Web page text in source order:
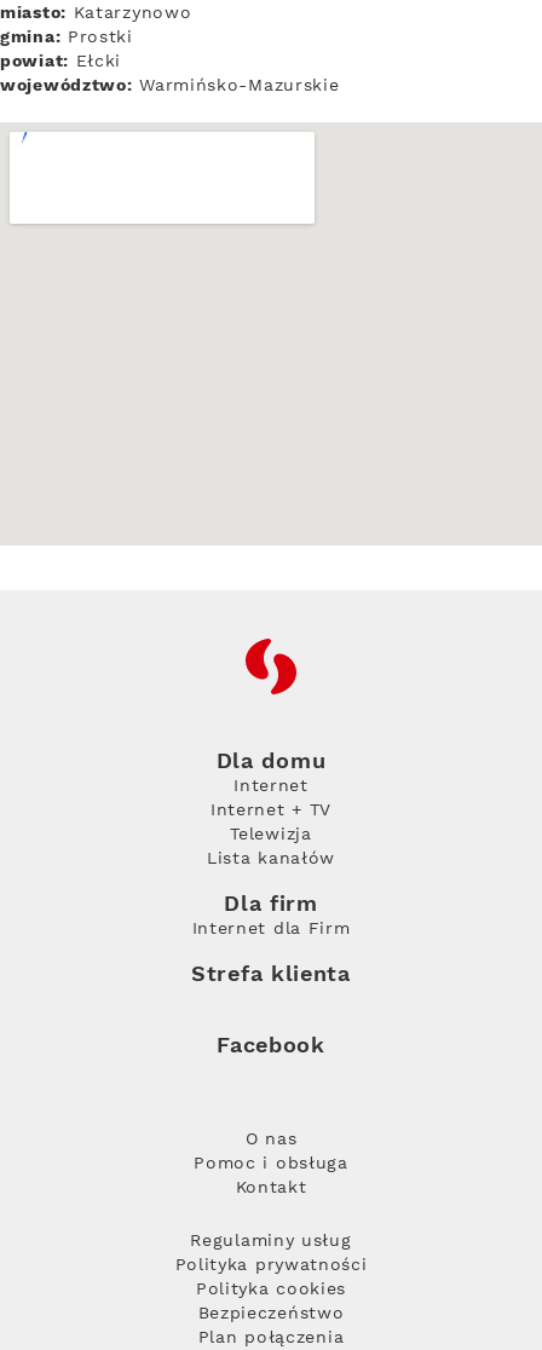
miasto: Katarzynowo
gmina: Prostki
powiat: Ełcki
województwo: Warmińsko-Mazurskie
RFC
Dla domu
Internet
Internet + TV
Telewizja
Lista kanałów
Dla firm
Internet dla Firm
Strefa klienta
Facebook
O nas
Pomoc i obsługa
Kontakt
Regulaminy usług
Polityka prywatności
Polityka cookies
Bezpieczeństwo
Plan połączenia